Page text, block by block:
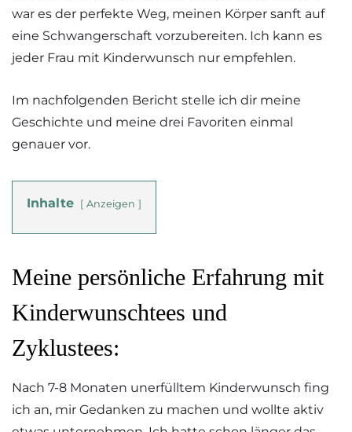
war es der perfekte Weg, meinen Körper sanft auf
eine Schwangerschaft vorzubereiten. Ich kann es
jeder Frau mit Kinderwunsch nur empfehlen.
Im nachfolgenden Bericht stelle ich dir meine
Geschichte und meine drei Favoriten einmal
genauer vor.
Inhalte Anzeigen
Meine persönliche Erfahrung mit
Kinderwunschtees und
Zyklustees:
Nach 7-8 Monaten unerfülltem Kinderwunsch fing
ich an, mir Gedanken zu machen und wollte aktiv